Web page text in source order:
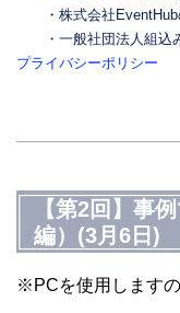
・株式会社EventHub
・一般社団法人組込
プライバシーポリシー
【第2回】事
編）(3月6日)
※PCを使用しますの